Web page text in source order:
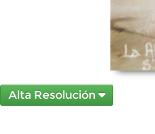
Alta Resolución